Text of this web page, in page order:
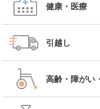
健康・医療
引越し
高齢・障がい